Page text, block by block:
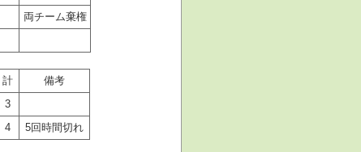
両チーム棄権
計
備考
3
4 5回時間切れ